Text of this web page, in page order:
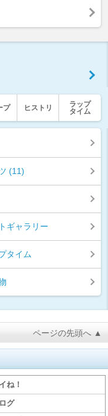
プ ヒストリ
ラップ
タイム
(11)
ギャラリー
タイム
ページの先頭へ ▲
ね！
グ